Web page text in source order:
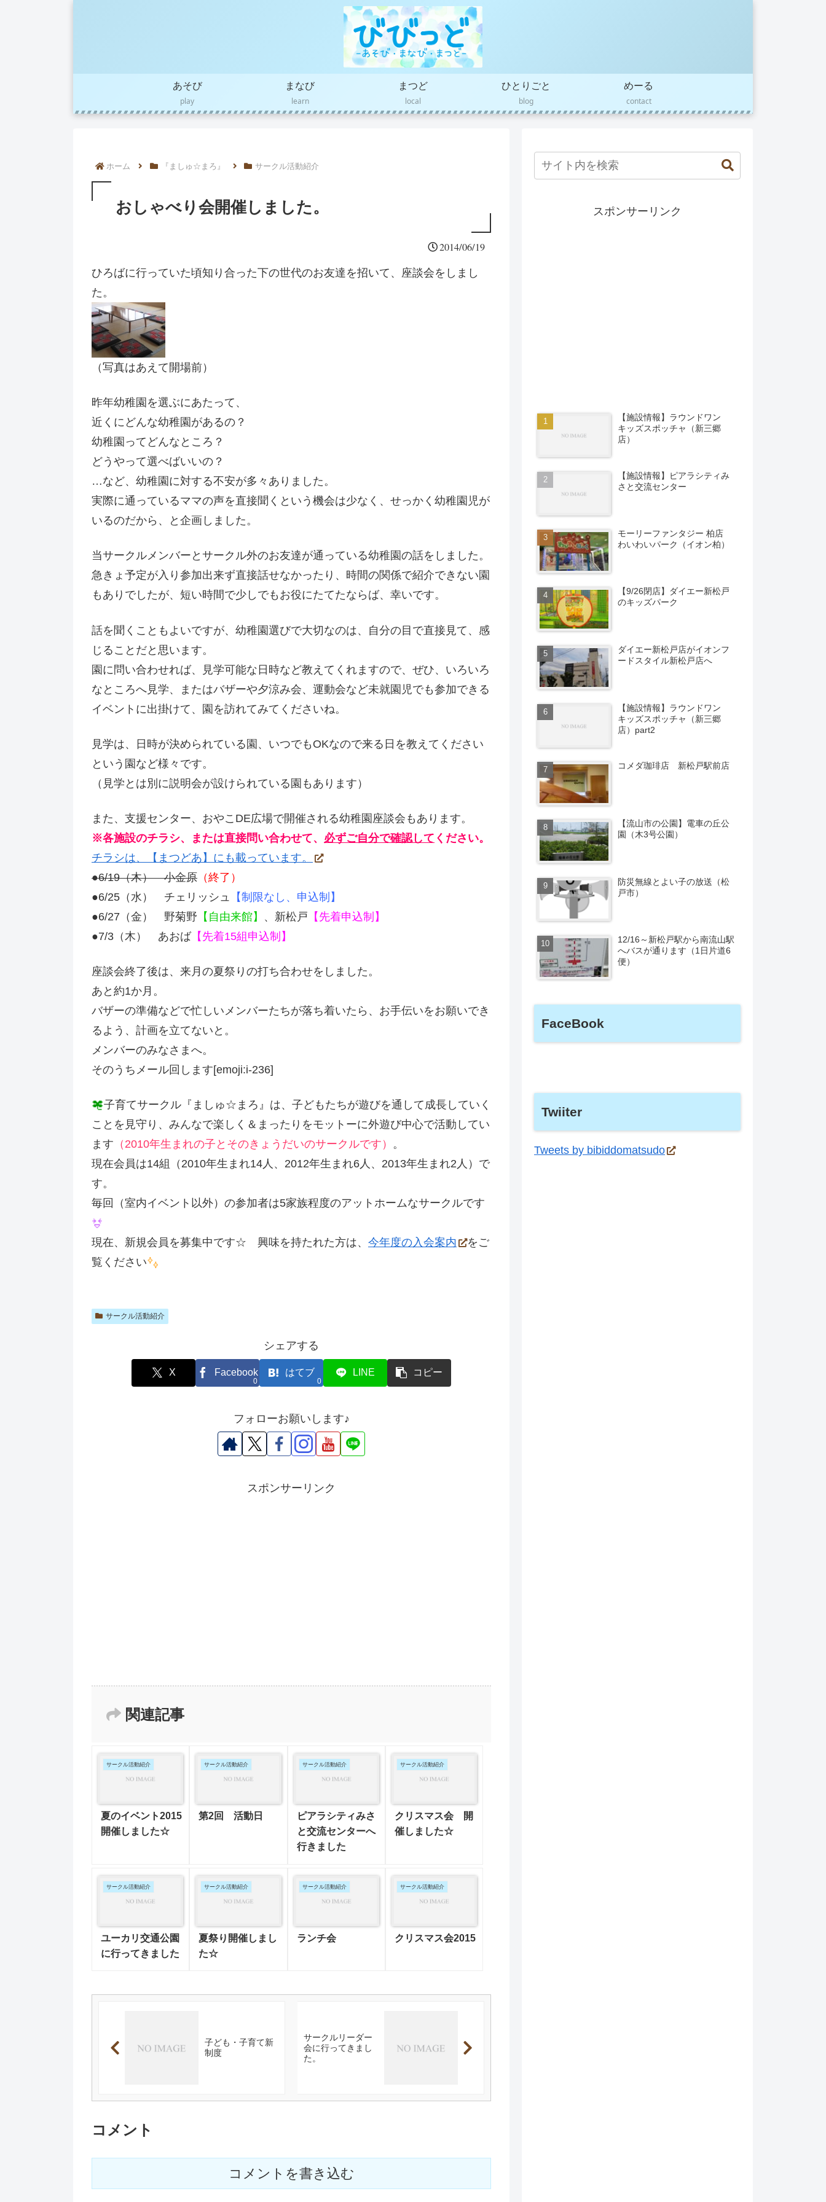
あそび
play
まなび
learn
まつど
local
ひとりごと
blog
めーる
contact
ホーム 『ましゅ☆まろ』 サークル活動紹介
おしゃべり会開催しました。
2014/06/19
ひろばに行っていた頃知り合った下の世代のお友達を招いて、座談会をしまし
た。
（写真はあえて開場前）
昨年幼稚園を選ぶにあたって、
近くにどんな幼稚園があるの？
幼稚園ってどんなところ？
どうやって選べばいいの？
…など、幼稚園に対する不安が多々ありました。
実際に通っているママの声を直接聞くという機会は少なく、せっかく幼稚園児が
いるのだから、と企画しました。
当サークルメンバーとサークル外のお友達が通っている幼稚園の話をしました。
急きょ予定が入り参加出来ず直接話せなかったり、時間の関係で紹介できない園
もありでしたが、短い時間で少しでもお役にたてたならば、幸いです。
話を聞くこともよいですが、幼稚園選びで大切なのは、自分の目で直接見て、感
じることだと思います。
園に問い合わせれば、見学可能な日時など教えてくれますので、ぜひ、いろいろ
なところへ見学、またはバザーや夕涼み会、運動会など未就園児でも参加できる
イベントに出掛けて、園を訪れてみてくださいね。
見学は、日時が決められている園、いつでもOKなので来る日を教えてください
という園など様々です。
（見学とは別に説明会が設けられている園もあります）
また、支援センター、おやこDE広場で開催される幼稚園座談会もあります。
※各施設のチラシ、または直接問い合わせて、 必ずご自分で確認して ください。
チラシは、【まつどあ】にも載っています。
●6/19（木） 小金原 （終了）
●6/25（水） チェリッシュ
【制限なし、申込制】
●6/27（金） 野菊野 【自由来館】 、新松戸 【先着申込制】
●7/3（木） あおば【先着15組申込制】
座談会終了後は、来月の夏祭りの打ち合わせをしました。
あと約1か月。
バザーの準備などで忙しいメンバーたちが落ち着いたら、お手伝いをお願いでき
るよう、計画を立てないと。
メンバーのみなさまへ。
そのうちメール回します[emoji:i-236]
子育てサークル『ましゅ☆まろ』は、子どもたちが遊びを通して成長していく
ことを見守り、みんなで楽しく＆まったりをモットーに外遊び中心で活動してい
ます （2010年生まれの子とそのきょうだいのサークルです） 。
現在会員は14組（2010年生まれ14人、2012年生まれ6人、2013年生まれ2人）で
す。
毎回（室内イベント以外）の参加者は5家族程度のアットホームなサークルです
現在、新規会員を募集中です☆ 興味を持たれた方は、 今年度の入会案内
をご
覧ください
サークル活動紹介
シェアする
X Facebook
0
はてブ
0
LINE コピー
フォローお願いします♪
スポンサーリンク
関連記事
サークル活動紹介
夏のイベント2015
開催しました☆
サークル活動紹介
第2回 活動日
サークル活動紹介
ピアラシティみさ
と交流センターへ
行きました
サークル活動紹介
クリスマス会 開
催しました☆
サークル活動紹介
ユーカリ交通公園
に行ってきました
サークル活動紹介
夏祭り開催しまし
た☆
サークル活動紹介
ランチ会
サークル活動紹介
クリスマス会2015
子ども・子育て新
制度
サークルリーダー
会に行ってきまし
た。
コメント
コメントを書き込む
スポンサーリンク
【施設情報】ラウンドワン
キッズスポッチャ（新三郷
店）
【施設情報】ピアラシティみ
さと交流センター
モーリーファンタジー 柏店
わいわいパーク（イオン柏）
【9/26閉店】ダイエー新松戸
のキッズパーク
ダイエー新松戸店がイオンフ
ードスタイル新松戸店へ
【施設情報】ラウンドワン
キッズスポッチャ（新三郷
店）part2
コメダ珈琲店 新松戸駅前店
【流山市の公園】電車の丘公
園（木3号公園）
防災無線とよい子の放送（松
戸市）
12/16～新松戸駅から南流山駅
へバスが通ります（1日片道6
便）
FaceBook
Twiiter
Tweets by bibiddomatsudo